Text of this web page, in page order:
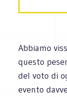
Abbiamo
questo
del voto di
evento